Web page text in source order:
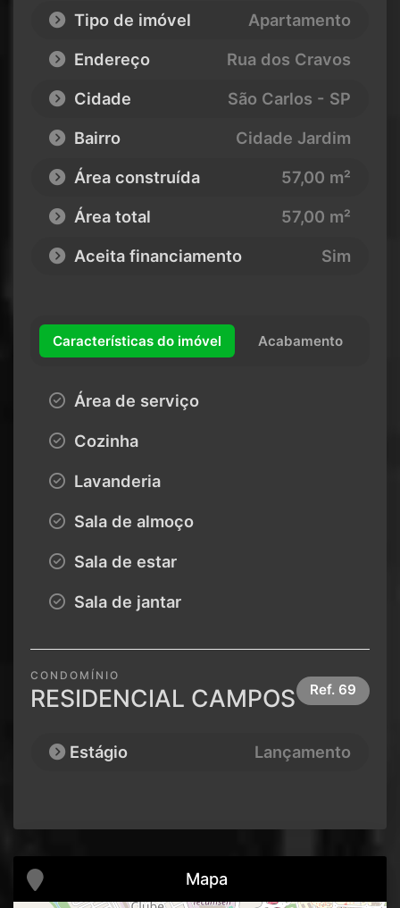
Tipo de imóvel
Apartamento
Endereço
Rua dos Cravos
Cidade
São Carlos - SP
Bairro
Cidade Jardim
Área construída
57,00 m²
Área total
57,00 m²
Aceita financiamento
Sim
Características do imóvel Acabamento
Área de serviço
Cozinha
Lavanderia
Sala de almoço
Sala de estar
Sala de jantar
CONDOMÍNIO
RESIDENCIAL CAMPOS Ref. 69
Estágio Lançamento
Mapa